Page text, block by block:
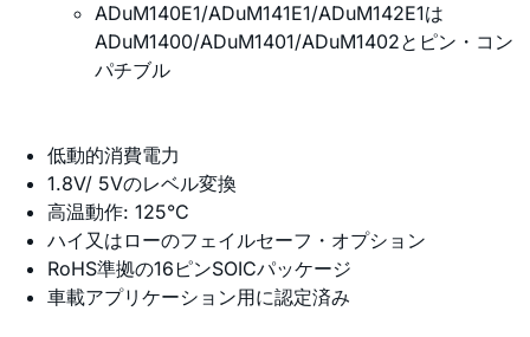
ADuM140E1/ADuM141E1/ADuM142E1は
ADuM1400/ADuM1401/ADuM1402とピン・コン
パチブル
低動的消費電力
1.8V/ 5Vのレベル変換
高温動作: 125°C
ハイ又はローのフェイルセーフ・オプション
RoHS準拠の16ピンSOICパッケージ
車載アプリケーション用に認定済み